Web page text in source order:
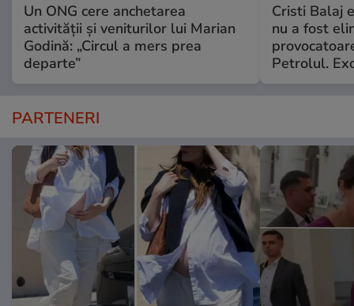
Un ONG cere anchetarea
activității și veniturilor lui Marian
Godină: „Circul a mers prea
departe”
Cristi Balaj
nu a fost
Petrolul.
PARTENERI